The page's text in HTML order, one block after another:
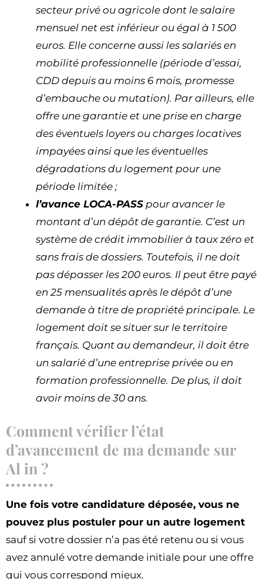
secteur privé ou agricole dont le salaire
mensuel net est inférieur ou égal à 1 500
euros. Elle concerne aussi les salariés en
mobilité professionnelle (période d’essai,
CDD depuis au moins 6 mois, promesse
d’embauche ou mutation). Par ailleurs, elle
offre une garantie et une prise en charge
des éventuels loyers ou charges locatives
impayées ainsi que les éventuelles
dégradations du logement pour une
période limitée ;
l’avance LOCA-PASS pour avancer le
montant d’un dépôt de garantie. C’est un
système de crédit immobilier à taux zéro et
sans frais de dossiers. Toutefois, il ne doit
pas dépasser les 200 euros. Il peut être payé
en 25 mensualités après le dépôt d’une
demande à titre de propriété principale. Le
logement doit se situer sur le territoire
français. Quant au demandeur, il doit être
un salarié d’une entreprise privée ou en
formation professionnelle. De plus, il doit
avoir moins de 30 ans.
Comment vérifier l’état
d’avancement de ma demande sur
Al in ?
Une fois votre candidature déposée, vous ne
pouvez plus postuler pour un autre logement
sauf si votre dossier n’a pas été retenu ou si vous
avez annulé votre demande initiale pour une offre
qui vous correspond mieux.